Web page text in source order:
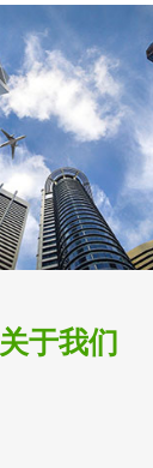
关于我们